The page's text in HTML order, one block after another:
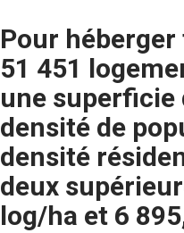
Pour
51 451
une superficie
densité de
densité
deux
log/ha et 6